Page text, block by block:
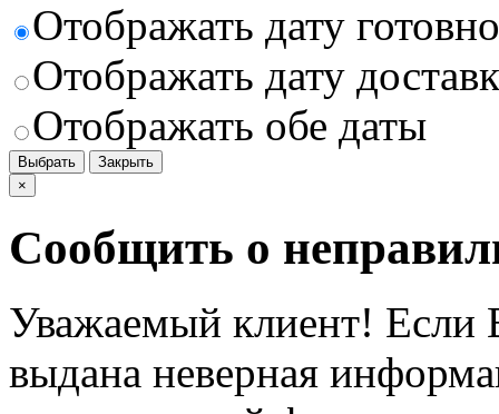
Отображать дату
Отображать дату
Отображать обе даты
Выбрать
Закрыть
×
Сообщить о
Уважаемый клиент! Если
выдана неверная